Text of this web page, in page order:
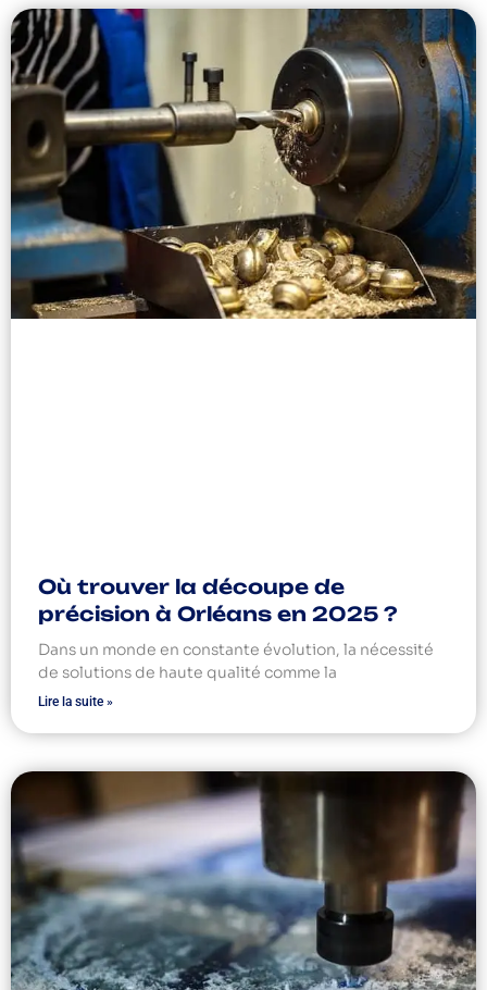
Où trouver la découpe de
précision à Orléans en 2025 ?
Dans un monde en constante évolution, la nécessité
de solutions de haute qualité comme la
Lire la suite »